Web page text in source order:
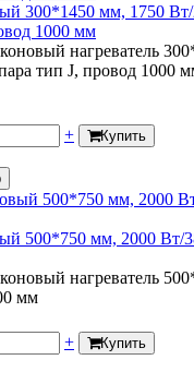
300*1450 мм, 1750
1000 мм
нагреватель
тип J, провод 1000
+ Купить
500*750 мм, 2000 Вт/
нагреватель
мм
+ Купить